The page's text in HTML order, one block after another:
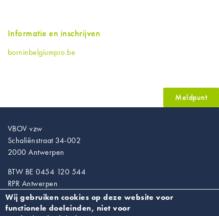
Informatie en inschrijven
borninbelgiumpro.be
Meldpunt
VBOV vzw
Schaliënstraat 34-002
2000 Antwerpen
BTW BE 0454 120 544
RPR Antwerpen
T. 03/218.89.67
Wij gebruiken cookies op deze website voor
functionele doeleinden, niet voor